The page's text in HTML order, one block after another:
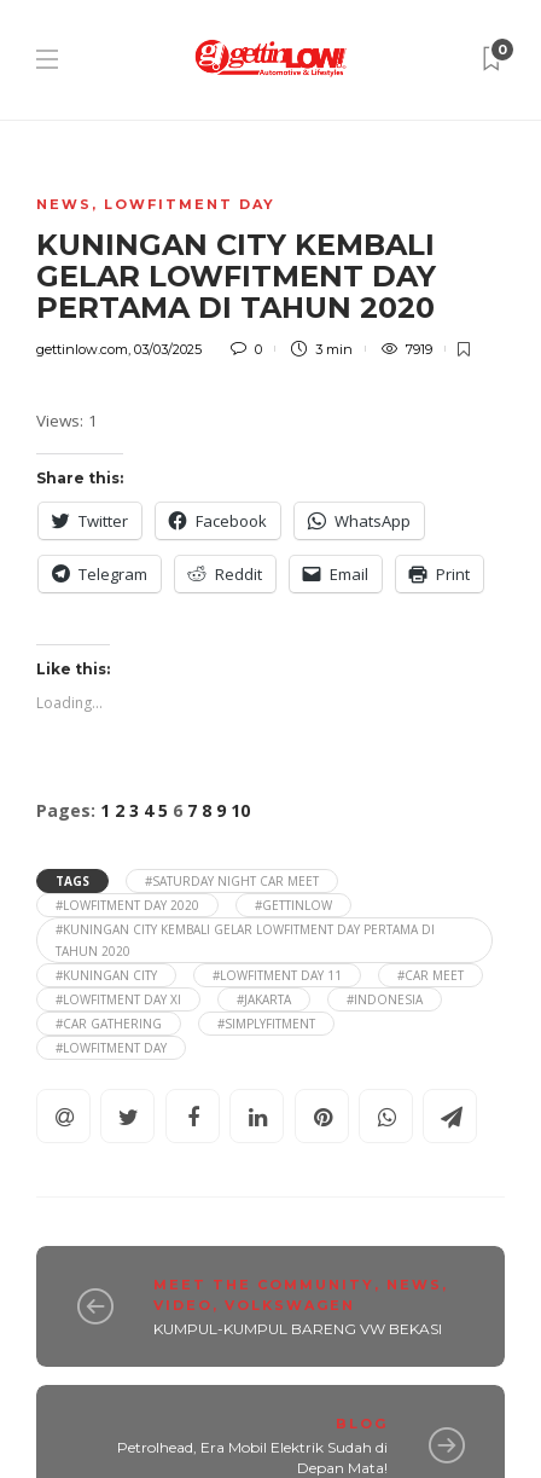
0
NEWS , LOWFITMENT DAY
KUNINGAN CITY KEMBALI
GELAR LOWFITMENT DAY
PERTAMA DI TAHUN 2020
gettinlow.com, 03/03/2025 0 3 min 7919
Views: 1
Share this:
Twitter Facebook WhatsApp
Telegram Reddit Email Print
Like this:
Loading...
Pages: 1 2 3 4 5 6 7 8 9 10
TAGS
#SATURDAY NIGHT CAR MEET
#LOWFITMENT DAY 2020
#GETTINLOW
#KUNINGAN CITY KEMBALI GELAR LOWFITMENT DAY PERTAMA DI
TAHUN 2020
#KUNINGAN CITY
#LOWFITMENT DAY 11
#CAR MEET
#LOWFITMENT DAY XI
#JAKARTA
#INDONESIA
#CAR GATHERING
#SIMPLYFITMENT
#LOWFITMENT DAY
MEET THE COMMUNITY , NEWS ,
VIDEO , VOLKSWAGEN
KUMPUL-KUMPUL BARENG VW BEKASI
BLOG
Petrolhead, Era Mobil Elektrik Sudah di
Depan Mata!